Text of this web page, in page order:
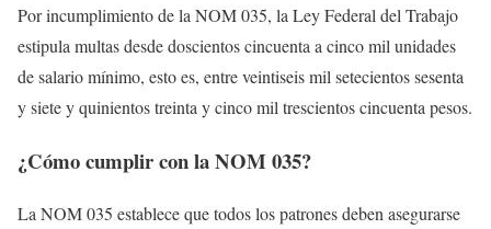
Por incumplimiento de la NOM 035, la Ley Federal del Trabajo
estipula multas desde doscientos cincuenta a cinco mil unidades
de salario mínimo, esto es, entre veintiseis mil setecientos sesenta
y siete y quinientos treinta y cinco mil trescientos cincuenta pesos.
¿Cómo cumplir con la NOM 035?
La NOM 035 establece que todos los patrones deben asegurarse